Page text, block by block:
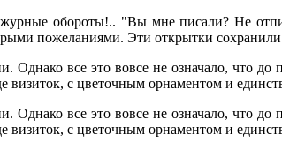
обороты!.. "Вы мне писали? Не
пожеланиями. Эти открытки
все это вовсе не означало, что
визиток, с цветочным орнаментом и
все это вовсе не означало, что
визиток, с цветочным орнаментом и